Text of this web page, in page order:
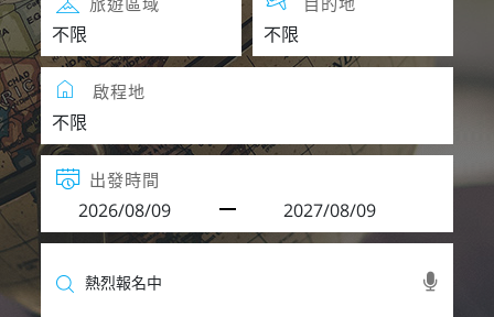
啟程地
出發時間